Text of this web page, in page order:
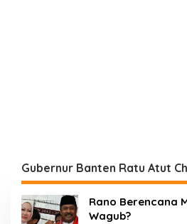
Gubernur Banten Ratu Atut
Rano Berencana
Wagub?